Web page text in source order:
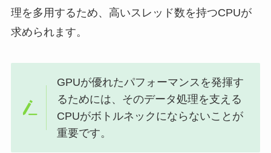
理を多用するため、高いスレッド数を持つCPUが
求められます。
GPUが優れたパフォーマンスを発揮す
るためには、そのデータ処理を支える
CPUがボトルネックにならないことが
重要です。